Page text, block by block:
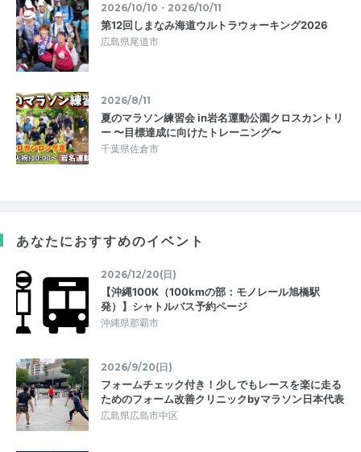
2026/10/10・2026/10/11
第12回しまなみ海道ウルトラウォーキング2026
広島県尾道市
2026/8/11
夏のマラソン練習会 in岩名運動公園クロスカントリ
ー 〜目標達成に向けたトレーニング〜
千葉県佐倉市
あなたにおすすめのイベント
2026/12/20(日)
【沖縄100K（100kmの部：モノレール旭橋駅
発）】シャトルバス予約ページ
沖縄県那覇市
2026/9/20(日)
フォームチェック付き！少しでもレースを楽に走る
ためのフォーム改善クリニックbyマラソン日本代表
広島県広島市中区